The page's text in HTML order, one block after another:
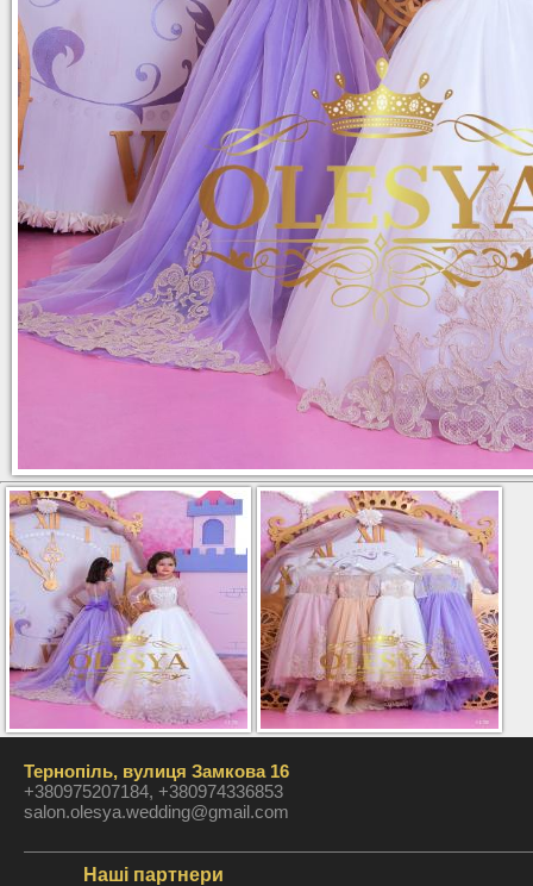
Тернопіль, вулиця Замкова 16
+380975207184, +380974336853
salon.olesya.wedding@gmail.com
Наші партнери